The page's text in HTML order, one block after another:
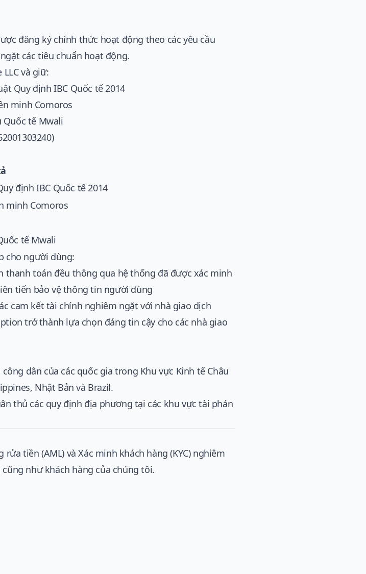
đăng ký chính thức hoạt động theo các yêu cầu
các tiêu chuẩn hoạt động.
và giữ:
Quy định IBC Quốc tế 2014
minh Comoros
Quốc tế Mwali
định IBC Quốc tế 2014
minh Comoros
tế Mwali
cho người dùng:
thanh toán đều thông qua hệ thống đã được xác minh
tiến bảo vệ thông tin người dùng
cam kết tài chính nghiêm ngặt với nhà giao dịch
trở thành lựa chọn đáng tin cậy cho các nhà giao
dân của các quốc gia trong Khu vực Kinh tế Châu
Nhật Bản và Brazil.
thủ các quy định địa phương tại các khu vực tài phán
tiền (AML) và Xác minh khách hàng (KYC) nghiêm
như khách hàng của chúng tôi.